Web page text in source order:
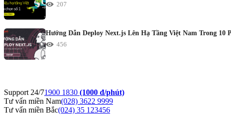
207
Hướng Dẫn Deploy Next.js Lên Hạ Tầng Việt Nam Trong 10
456
Support 24/71900 1830 (1000 đ/phút)
Tư vấn miền Nam(028) 3622 9999
Tư vấn miền Bắc(024) 35 123456